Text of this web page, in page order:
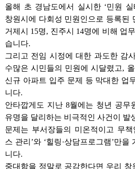
올해 초 경남도에서 실시한 ‘민원 실
창원시에 다회성 민원인으로 등록된
거제시 15명, 진주시 14명에 비해 업
습니다.
그리고 전임 시정에 대한 과도한 감
수많은 시민들의 민원에 시달렸고,
신규 아파트 입주 문제 등 막대한 업
니다.
안타깝게도 지난 8월에는 청년 공무
유명을 달리하는 비극적인 사건이 발
문제는 부서장들의 미온적이고 무책
스 관리’와 ‘힐링·상담프로그램’만
니다.
중대함을 정말로 공감한다면 우리 창